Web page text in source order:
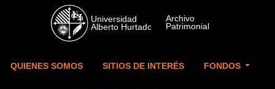
Skip to main content
QUIENES SOMOS SITIOS DE INTERÉS FONDOS